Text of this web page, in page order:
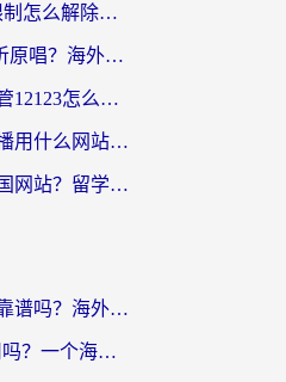
优酷手机app地域限制怎么解除？海外党亲测有效的追剧方案
全民K歌国外如何听原唱？海外党亲测有效的回国加速器选择指南
在海外如果使用交管12123怎么处理？留学生亲测有效的回国加速方案
海外看国内电视直播用什么网站比较好？一篇解决你所有追剧难题的实用指南
在国外如何打开中国网站？留学生与海外华人的无缝访问指南
雷霆加速下载免费靠谱吗？海外党选回国加速器的避坑指南（附热门工具对比）
NordVPN 回国能用吗？一个海外用户必须面对的真实困境